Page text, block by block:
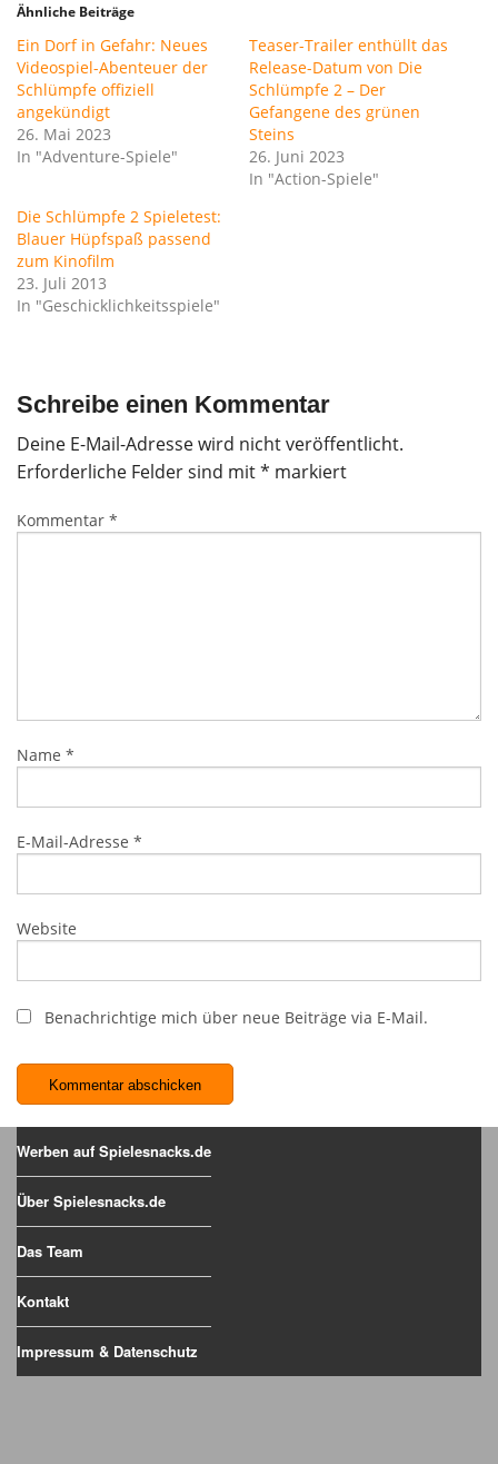
Ähnliche Beiträge
Ein Dorf in Gefahr: Neues
Videospiel-Abenteuer der
Schlümpfe offiziell
angekündigt
26. Mai 2023
In "Adventure-Spiele"
Teaser-Trailer enthüllt das
Release-Datum von Die
Schlümpfe 2 – Der
Gefangene des grünen
Steins
26. Juni 2023
In "Action-Spiele"
Die Schlümpfe 2 Spieletest:
Blauer Hüpfspaß passend
zum Kinofilm
23. Juli 2013
In "Geschicklichkeitsspiele"
Schreibe einen Kommentar
Deine E-Mail-Adresse wird nicht veröffentlicht.
Erforderliche Felder sind mit* markiert
Kommentar *
Name *
E-Mail-Adresse *
Website
Benachrichtige mich über neue Beiträge via E-Mail.
Werben auf Spielesnacks.de
Über Spielesnacks.de
Das Team
Kontakt
Impressum & Datenschutz